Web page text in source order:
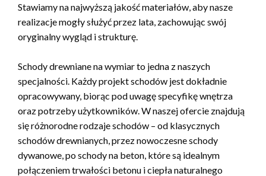
Stawiamy na najwyższą jakość materiałów, aby nasze
realizacje mogły służyć przez lata, zachowując swój
oryginalny wygląd i strukturę.
Schody drewniane na wymiar to jedna z naszych
specjalności. Każdy projekt schodów jest dokładnie
opracowywany, biorąc pod uwagę specyfikę wnętrza
oraz potrzeby użytkowników. W naszej ofercie znajdują
się różnorodne rodzaje schodów – od klasycznych
schodów drewnianych, przez nowoczesne schody
dywanowe, po schody na beton, które są idealnym
połączeniem trwałości betonu i ciepła naturalnego